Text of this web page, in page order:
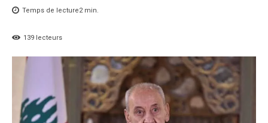
Temps de lecture2min.
139 lecteurs